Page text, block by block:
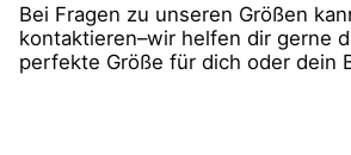
Bei Fragen zu unseren Größen
kontaktieren–wir helfen dir gerne
perfekte Größe für dich oder dein